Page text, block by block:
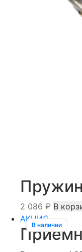
2 086 ₽ В
В наличии
АКЦИЯ